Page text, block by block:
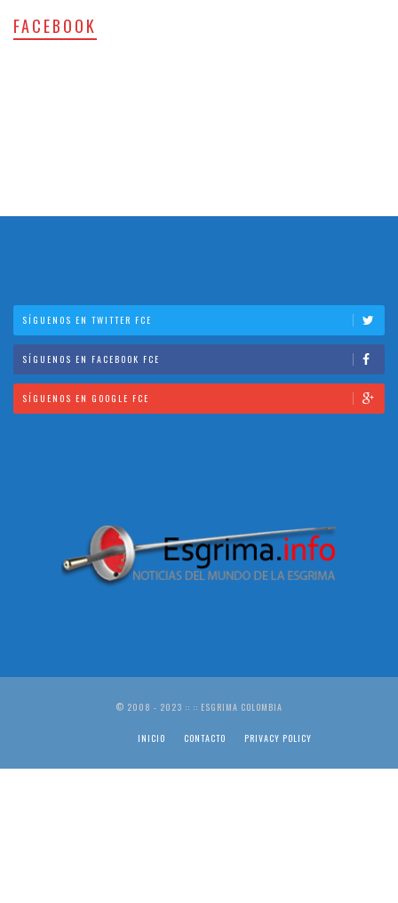
FACEBOOK
SÍGUENOS EN TWITTER FCE
SÍGUENOS EN FACEBOOK FCE
SÍGUENOS EN GOOGLE FCE
© 2008 - 2023 :: :: ESGRIMA COLOMBIA
INICIO CONTACTO PRIVACY POLICY